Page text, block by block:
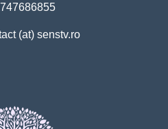
(at) senstv.ro